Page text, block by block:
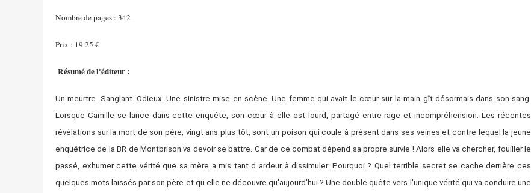
Nombre de pages : 342
Prix : 19.25 €
Résumé de l'éditeur :
Un meurtre. Sanglant. Odieux. Une sinistre mise en scène. Une femme qui avait le cœur sur la main gît désormais dans son sang.
Lorsque Camille se lance dans cette enquête, son cœur à elle est lourd, partagé entre rage et incompréhension. Les récentes
révélations sur la mort de son père, vingt ans plus tôt, sont un poison qui coule à présent dans ses veines et contre lequel la jeune
enquêtrice de la BR de Montbrison va devoir se battre. Car de ce combat dépend sa propre survie ! Alors elle va chercher, fouiller le
passé, exhumer cette vérité que sa mère a mis tant d ardeur à dissimuler. Pourquoi ? Quel terrible secret se cache derrière ces
quelques mots laissés par son père et qu elle ne découvre qu'aujourd'hui ? Une double quête vers l'unique vérité qui va conduire une